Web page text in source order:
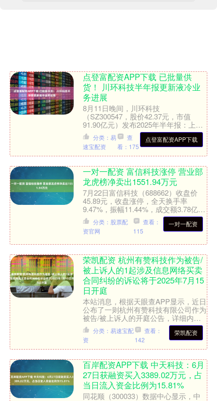
点登富配资APP下载 已批量供
货！ 川环科技半年报更新液冷业
务进展
8月11日晚间，川环科技
（SZ300547，股价42.37元，市值
91.90亿元）发布2025年半年报：上半
年，公司实现营收6.88亿元，同比增长
7.65%；实....
点登富配资APP下载
分类：易
速宝配资
查
看：175
一对一配资 富信科技涨停 营业部
龙虎榜净卖出1551.94万元
7月22日富信科技（688662）收盘价
45.89元，收盘涨停，全天换手率
9.47%，振幅11.44%，成交额3.78亿
元。科创板交易公开信息显示，当日该
股因日....
一对一配资
分类：股票配
资官网
查看：
115
荣凯配资 杭州有赞科技作为被告/
被上诉人的1起涉及信息网络买卖
合同纠纷的诉讼将于2025年7月15
日开庭
本站消息，根据天眼查APP显示，近日
公布了一则杭州有赞科技有限公司作为
被告/被上诉人的开庭公告，详细内容
如下： 案号：（2025）沪02民终7933
号审理法院：....
荣凯配资
分类：易速宝配
资
查看：
142
百岸配资APP下载 中天科技：6月
27日获融资买入3389.02万元，占
当日流入资金比例为15.81%
同花顺（300033）数据中心显示，中